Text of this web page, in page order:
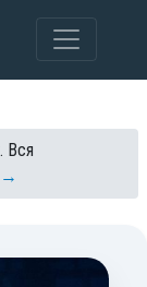
Вся
→